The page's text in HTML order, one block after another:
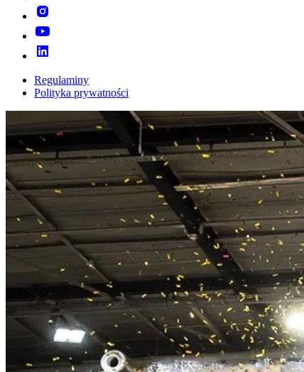
Regulaminy
Polityka prywatności